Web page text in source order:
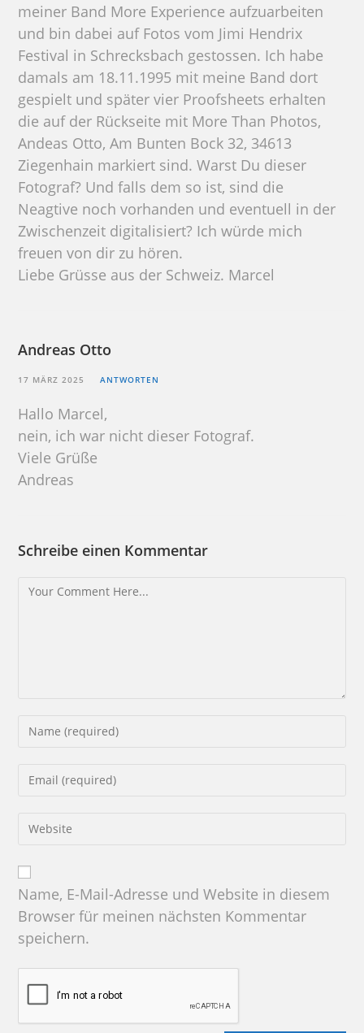
meiner Band More Experience aufzuarbeiten
und bin dabei auf Fotos vom Jimi Hendrix
Festival in Schrecksbach gestossen. Ich habe
damals am 18.11.1995 mit meine Band dort
gespielt und später vier Proofsheets erhalten
die auf der Rückseite mit More Than Photos,
Andeas Otto, Am Bunten Bock 32, 34613
Ziegenhain markiert sind. Warst Du dieser
Fotograf? Und falls dem so ist, sind die
Neagtive noch vorhanden und eventuell in der
Zwischenzeit digitalisiert? Ich würde mich
freuen von dir zu hören.
Liebe Grüsse aus der Schweiz. Marcel
Andreas Otto
17 MÄRZ 2025 ANTWORTEN
Hallo Marcel,
nein, ich war nicht dieser Fotograf.
Viele Grüße
Andreas
Schreibe einen Kommentar
Name, E-Mail-Adresse und Website in diesem
Browser für meinen nächsten Kommentar
speichern.